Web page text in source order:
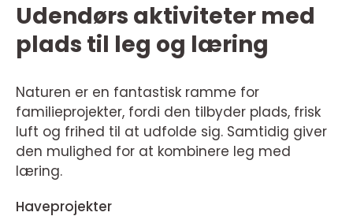
Udendørs aktiviteter med
plads til leg og læring
Naturen er en fantastisk ramme for
familieprojekter, fordi den tilbyder plads, frisk
luft og frihed til at udfolde sig. Samtidig giver
den mulighed for at kombinere leg med
læring.
Haveprojekter